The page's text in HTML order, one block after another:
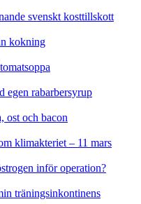
svenskt kosttillskott
kokning
egen rabarbersyrup
ost och bacon
klimakteriet – 11 mars
inför operation?
träningsinkontinens